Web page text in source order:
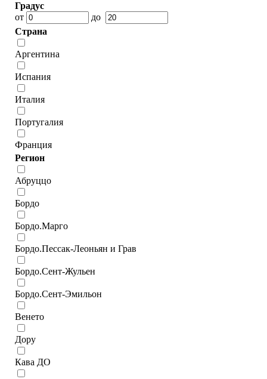
Градус
от
до
Страна
Аргентина
Испания
Италия
Португалия
Франция
Регион
Абруццо
Бордо
Бордо.Марго
Бордо.Пессак-Леоньян и Грав
Бордо.Сент-Жульен
Бордо.Сент-Эмильон
Венето
Дору
Кава ДО